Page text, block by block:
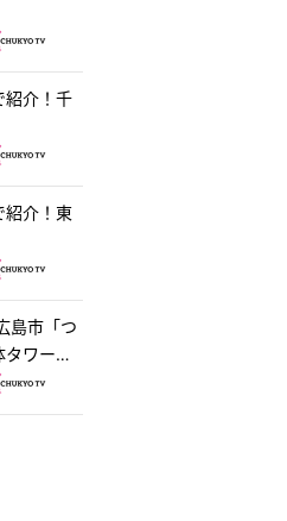
紹介！千
紹介！東
島市「つ
ワーお
ラーメ